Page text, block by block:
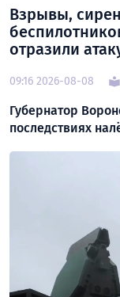
Взрывы,
отразили
09:16 2026-08-08
Губернатор
последствиях